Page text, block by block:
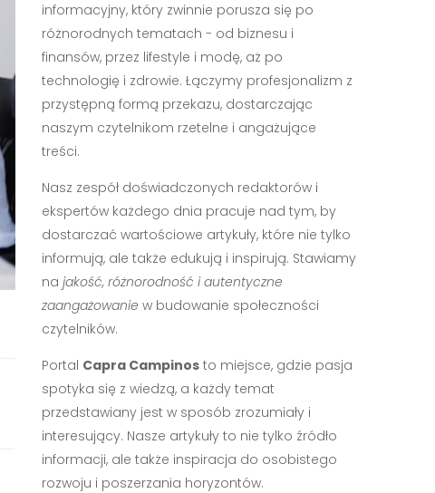
informacyjny, który zwinnie porusza się po
różnorodnych tematach - od biznesu i
finansów, przez lifestyle i modę, aż po
technologię i zdrowie. Łączymy profesjonalizm z
przystępną formą przekazu, dostarczając
naszym czytelnikom rzetelne i angażujące
treści.
Nasz zespół doświadczonych redaktorów i
ekspertów każdego dnia pracuje nad tym, by
dostarczać wartościowe artykuły, które nie tylko
informują, ale także edukują i inspirują. Stawiamy
na jakość, różnorodność i autentyczne
zaangażowanie w budowanie społeczności
czytelników.
Portal Capra Campinosto miejsce, gdzie pasja
spotyka się z wiedzą, a każdy temat
przedstawiany jest w sposób zrozumiały i
interesujący. Nasze artykuły to nie tylko źródło
informacji, ale także inspiracja do osobistego
rozwoju i poszerzania horyzontów.